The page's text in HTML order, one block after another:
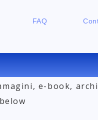
FAQ
e-book,